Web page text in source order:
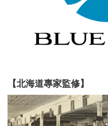
【北海道專家監修】